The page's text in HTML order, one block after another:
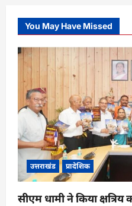
You May Have Missed
उत्तराखंड प्रादेशिक
सीएम धामी ने किया